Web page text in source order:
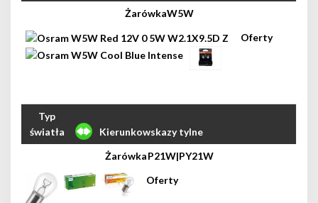
W5W
Kierunkowskazy tylne
P21W|PY21W